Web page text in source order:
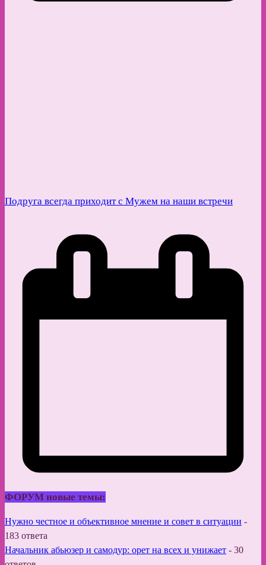
Подруга всегда приходит с Мужем на наши встречи
ФОРУМ новые темы:
Нужно честное и объективное мнение и совет в ситуации -
183 ответа
Начальник абьюзер и самодур: орет на всех и унижает - 30